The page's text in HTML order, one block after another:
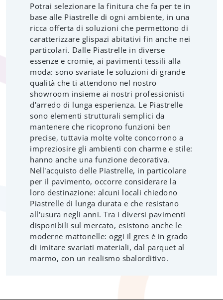
Potrai selezionare la finitura che fa per te in
base alle Piastrelle di ogni ambiente, in una
ricca offerta di soluzioni che permettono di
caratterizzare glispazi abitativi fin anche nei
particolari. Dalle Piastrelle in diverse
essenze e cromie, ai pavimenti tessili alla
moda: sono svariate le soluzioni di grande
qualità che ti attendono nel nostro
showroom insieme ai nostri professionisti
d'arredo di lunga esperienza. Le Piastrelle
sono elementi strutturali semplici da
mantenere che ricoprono funzioni ben
precise, tuttavia molte volte concorrono a
impreziosire gli ambienti con charme e stile:
hanno anche una funzione decorativa.
Nell’acquisto delle Piastrelle, in particolare
per il pavimento, occorre considerare la
loro destinazione: alcuni locali chiedono
Piastrelle di lunga durata e che resistano
all’usura negli anni. Tra i diversi pavimenti
disponibili sul mercato, esistono anche le
moderne mattonelle: oggi il gres è in grado
di imitare svariati materiali, dal parquet al
marmo, con un realismo sbalorditivo.